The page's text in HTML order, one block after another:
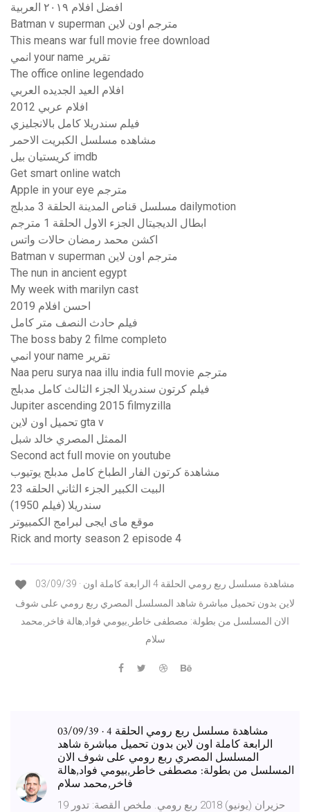
افضل افلام ٢٠١٩ العربية
Batman v superman مترجم اون لاين
This means war full movie free download
انمي your name تقرير
The office online legendado
افلام العيد الجديده العربي
افلام عربي 2012
فيلم سندريلا كامل بالانجليزي
مشاهده مسلسل الكبريت الاحمر
كريستيان بيل imdb
Get smart online watch
Apple in your eye مترجم
مسلسل قناص المدينة الحلقة 3 مدبلج dailymotion
ابطال الديجيتال الجزء الاول الحلقة 1 مترجم
اكشن محمد رمضان حالات واتس
Batman v superman مترجم اون لاين
The nun in ancient egypt
My week with marilyn cast
احسن افلام 2019
فيلم حادث النصف متر كامل
The boss baby 2 filme completo
انمي your name تقرير
Naa peru surya naa illu india full movie مترجم
فيلم كرتون سندريلا الجزء الثالث كامل مدبلج
Jupiter ascending 2015 filmyzilla
تحميل اون لاين gta v
الممثل المصري خالد شبل
Second act full movie on youtube
مشاهدة كرتون الفار الطباخ كامل مدبلج يوتيوب
البيت الكبير الجزء الثاني الحلقه 23
سندريلا (فيلم 1950)
موقع ماى ايجى لبرامج الكمبيوتر
Rick and morty season 2 episode 4
03/09/39 · مشاهدة مسلسل ربع رومي الحلقة 4 الرابعة كاملة اون
لاين بدون تحميل مباشرة شاهد المسلسل المصري ربع رومي على شوف
الان المسلسل من بطولة: مصطفى خاطر,بيومي فواد,هالة فاخر,محمد
سلام
03/09/39 · مشاهدة مسلسل ربع رومي الحلقة 4
الرابعة كاملة اون لاين بدون تحميل مباشرة شاهد
المسلسل المصري ربع رومي على شوف الان
المسلسل من بطولة: مصطفى خاطر,بيومي فواد,هالة
فاخر,محمد سلام
19 حزيران (يونيو) 2018 ربع رومي. ملخص القصة: تدور